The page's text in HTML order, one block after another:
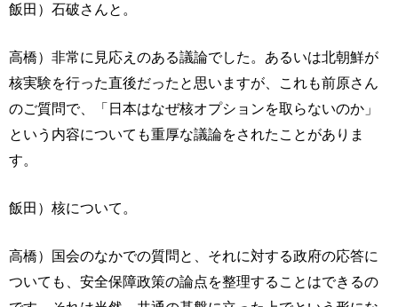
飯田）石破さんと。
高橋）非常に見応えのある議論でした。あるいは北朝鮮が
核実験を行った直後だったと思いますが、これも前原さん
のご質問で、「日本はなぜ核オプションを取らないのか」
という内容についても重厚な議論をされたことがありま
す。
飯田）核について。
高橋）国会のなかでの質問と、それに対する政府の応答に
ついても、安全保障政策の論点を整理することはできるの